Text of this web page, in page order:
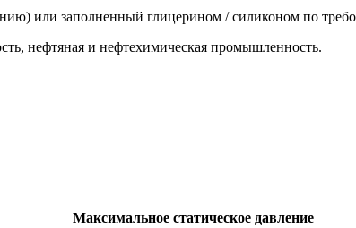
или заполненный глицерином / силиконом по
нефтяная и нефтехимическая промышленность.
Максимальное статическое давление